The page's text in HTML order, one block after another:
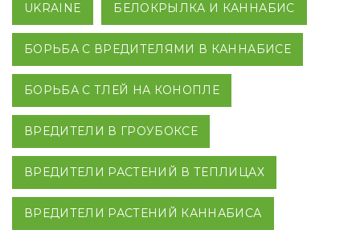
UKRAINE БЕЛОКРЫЛКА И КАННАБИС
БОРЬБА С ВРЕДИТЕЛЯМИ В КАННАБИСЕ
БОРЬБА С ТЛЕЙ НА КОНОПЛЕ
ВРЕДИТЕЛИ В ГРОУБОКСЕ
ВРЕДИТЕЛИ РАСТЕНИЙ В ТЕПЛИЦАХ
ВРЕДИТЕЛИ РАСТЕНИЙ КАННАБИСА